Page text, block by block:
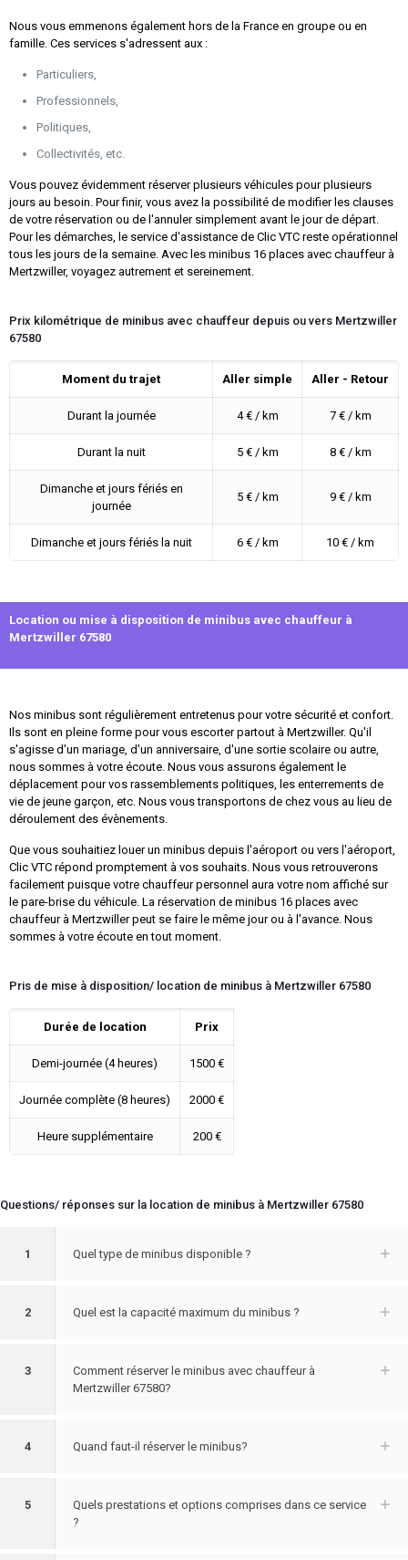
Nous vous emmenons également hors de la France en groupe ou en
famille. Ces services s'adressent aux :
Particuliers,
Professionnels,
Politiques,
Collectivités, etc.
Vous pouvez évidemment réserver plusieurs véhicules pour plusieurs
jours au besoin. Pour finir, vous avez la possibilité de modifier les clauses
de votre réservation ou de l'annuler simplement avant le jour de départ.
Pour les démarches, le service d'assistance de Clic VTC reste opérationnel
tous les jours de la semaine. Avec les minibus 16 places avec chauffeur à
Mertzwiller, voyagez autrement et sereinement.
Prix kilométrique de minibus avec chauffeur depuis ou vers Mertzwiller
67580
Moment du trajet Aller simple Aller - Retour
Durant la journée 4 € / km 7 € / km
Durant la nuit 5 € / km 8 € / km
Dimanche et jours fériés en
journée
5 € / km 9 € / km
Dimanche et jours fériés la nuit 6 € / km 10 € / km
Location ou mise à disposition de minibus avec chauffeur à
Mertzwiller 67580
Nos minibus sont régulièrement entretenus pour votre sécurité et confort.
Ils sont en pleine forme pour vous escorter partout à Mertzwiller. Qu'il
s'agisse d'un mariage, d'un anniversaire, d'une sortie scolaire ou autre,
nous sommes à votre écoute. Nous vous assurons également le
déplacement pour vos rassemblements politiques, les enterrements de
vie de jeune garçon, etc. Nous vous transportons de chez vous au lieu de
déroulement des évènements.
Que vous souhaitiez louer un minibus depuis l'aéroport ou vers l'aéroport,
Clic VTC répond promptement à vos souhaits. Nous vous retrouverons
facilement puisque votre chauffeur personnel aura votre nom affiché sur
le pare-brise du véhicule. La réservation de minibus 16 places avec
chauffeur à Mertzwiller peut se faire le même jour ou à l'avance. Nous
sommes à votre écoute en tout moment.
Pris de mise à disposition/ location de minibus à Mertzwiller 67580
Durée de location Prix
Demi-journée (4 heures) 1500 €
Journée complète (8 heures) 2000 €
Heure supplémentaire 200 €
Questions/ réponses sur la location de minibus à Mertzwiller 67580
1 Quel type de minibus disponible ?
2 Quel est la capacité maximum du minibus ?
3
Comment réserver le minibus avec chauffeur à
Mertzwiller 67580?
4 Quand faut-il réserver le minibus?
5
Quels prestations et options comprises dans ce service
?